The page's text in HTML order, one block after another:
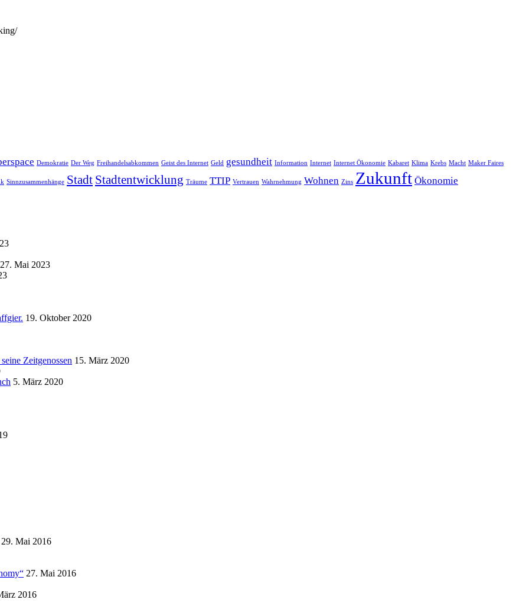
Demokratie Der Weg Freihandelsabkommen Geist des Internet Geld gesundheit Information Internet Internet Ökonomie Kabaret Klima Krebs Macht Maker Faires
Sinnzusammenhänge Stadt Stadtentwicklung Träume TTIP Vertrauen Wahrnehmung Wohnen Zins Zukunft Ökonomie
27. Mai 2023
19. Oktober 2020
Zeitgenossen 15. März 2020
5. März 2020
29. Mai 2016
27. Mai 2016
2016